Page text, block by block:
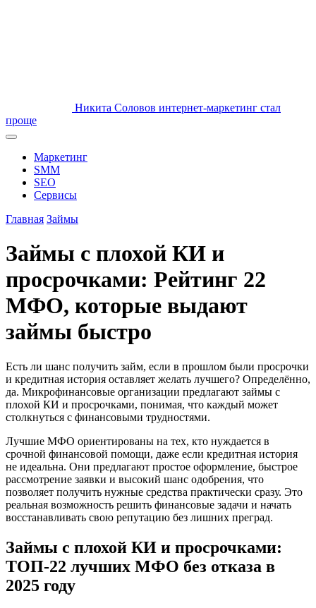
Никита Соловов интернет-маркетинг стал
проще
Маркетинг
SMM
SEO
Сервисы
Главная Займы
Займы с плохой КИ и
просрочками: Рейтинг 22
МФО, которые выдают
займы быстро
Есть ли шанс получить займ, если в прошлом были просрочки
и кредитная история оставляет желать лучшего? Определённо,
да. Микрофинансовые организации предлагают займы с
плохой КИ и просрочками, понимая, что каждый может
столкнуться с финансовыми трудностями.
Лучшие МФО ориентированы на тех, кто нуждается в
срочной финансовой помощи, даже если кредитная история
не идеальна. Они предлагают простое оформление, быстрое
рассмотрение заявки и высокий шанс одобрения, что
позволяет получить нужные средства практически сразу. Это
реальная возможность решить финансовые задачи и начать
восстанавливать свою репутацию без лишних преград.
Займы с плохой КИ и просрочками:
ТОП-22 лучших МФО без отказа в
2025 году